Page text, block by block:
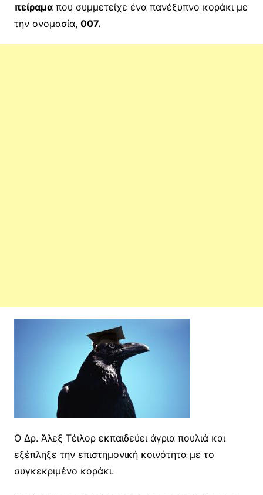
πείραμαπου συμμετείχε ένα πανέξυπνο κοράκι με
την ονομασία, 007.
Ο Δρ. Άλεξ Τέιλορ εκπαιδεύει άγρια πουλιά και
εξέπληξε την επιστημονική κοινότητα με το
συγκεκριμένο κοράκι.